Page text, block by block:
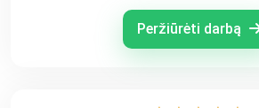
Peržiūrėti darbą